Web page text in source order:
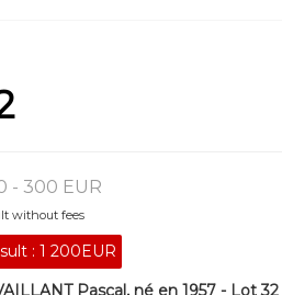
- 300 EUR
without fees
: 1 200EUR
Pascal, né en 1957 - Lot 32